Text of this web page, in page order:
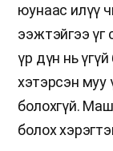
юунаас илүү
ээжтэйгээ үг
үр дүн нь
хэтэрсэн муу
болохгүй.
болох